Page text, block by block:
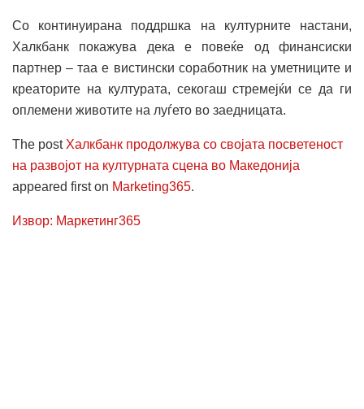
Со континуирана поддршка на културните настани,
Халкбанк покажува дека е повеќе од финансиски
партнер – таа е вистински соработник на уметниците и
креаторите на културата, секогаш стремејќи се да ги
оплемени животите на луѓето во заедницата.
The post Халкбанк продолжува со својата посветеност
на развојот на културната сцена во Македонија
appeared first on Marketing365.
Извор: Маркетинг365